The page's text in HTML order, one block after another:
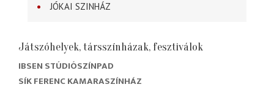
JÓKAI SZINHÁZ
Játszóhelyek, társszínházak, fesztiválok
IBSEN STÚDIÓSZÍNPAD
SÍK FERENC KAMARASZÍNHÁZ